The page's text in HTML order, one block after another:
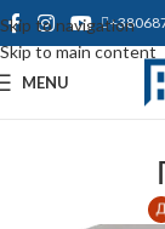
Skip to navigation
Skip to main content
MENU